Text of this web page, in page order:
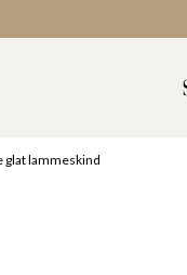
glat lammeskind